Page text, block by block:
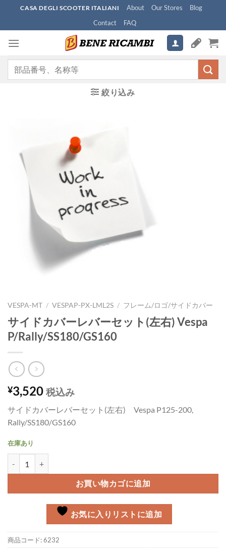
content
CASA DEGLI SCOOTER ITALIANI About Our Stores
Blog
Contact
FAQ
絞り込み
VESPA-MT / VESPAP-PX-LML2S / フレーム/ロゴ/サイドカバー
サイドカバーレバーセット(左右) Vespa
P/Rally/SS180/GS160
¥3,520 税込み
サイドカバーレバーセット(左右) Vespa P125-200,
Rally/SS180/GS160
在庫あり
お買い物カゴに追加
お気に入りリストに追加
商品コード:6232